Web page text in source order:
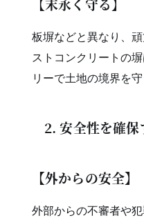
【末永く守る】
板塀などと異なり、
ストコンクリートの
リーで土地の境界を守
2. 安全性を確保
【外からの安全】
外部からの不審者や